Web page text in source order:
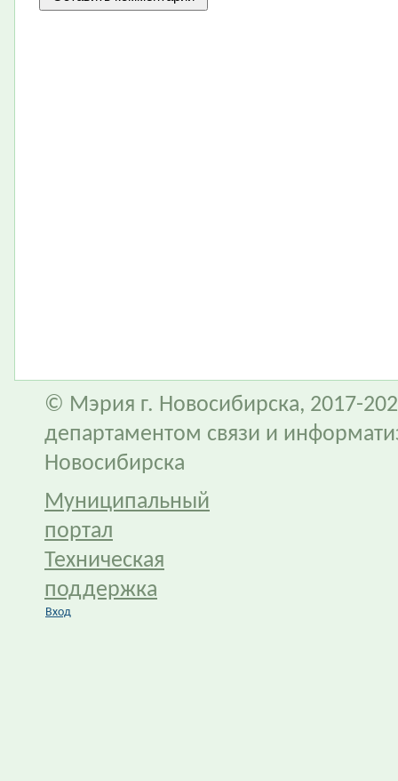
© Мэрия г. Новосибирска, 2017-
департаментом связи и
Новосибирска
Муниципальный
портал
Техническая
поддержка
Вход